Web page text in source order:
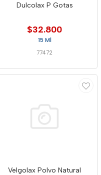
Dulcolax P Gotas
$32.800
15 Ml
77472
Velgolax Polvo Natural